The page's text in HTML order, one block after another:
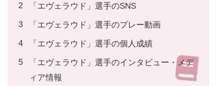
「エヴェラウド」選手のSNS
「エヴェラウド」選手のプレー動画
「エヴェラウド」選手の個人成績
「エヴェラウド」選手のインタビュー・メデ
ィア情報